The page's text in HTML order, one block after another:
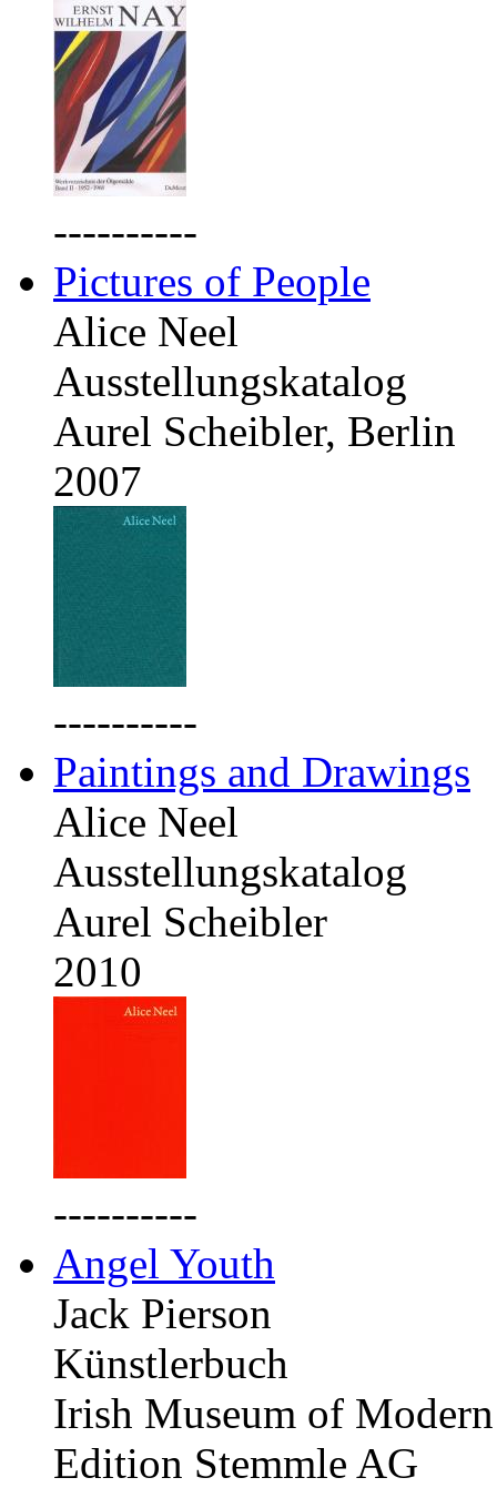
----------
Pictures of People
Alice Neel
Ausstellungskatalog
Aurel Scheibler, Berlin
2007
----------
Paintings and Drawings
Alice Neel
Ausstellungskatalog
Aurel Scheibler
2010
----------
Angel Youth
Jack Pierson
Künstlerbuch
Irish Museum of
Edition Stemmle AG